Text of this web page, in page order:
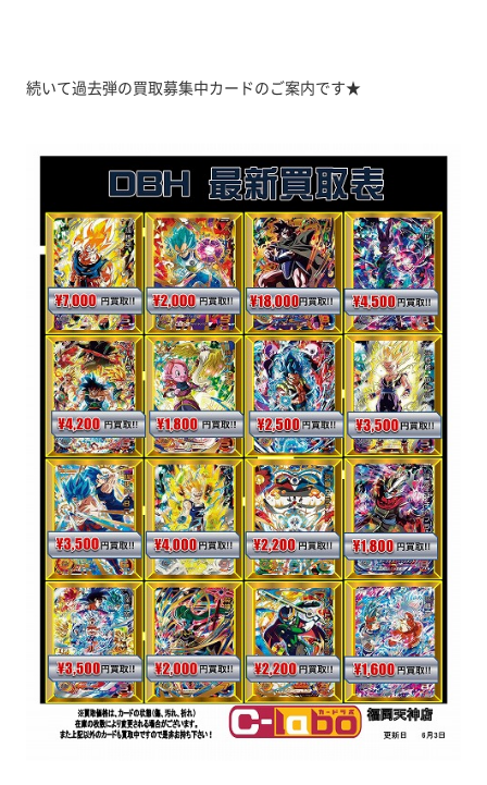
続いて過去弾の買取募集中カードのご案内です★